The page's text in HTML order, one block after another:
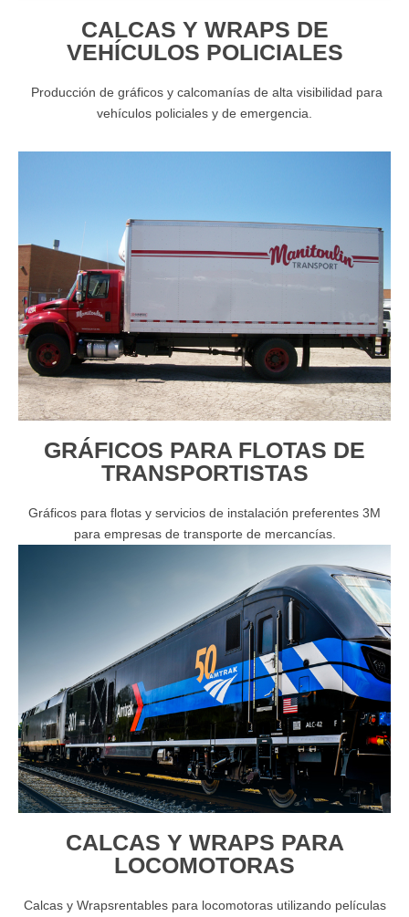
CALCAS Y WRAPS DE
VEHÍCULOS POLICIALES
Producción de gráficos y calcomanías de alta visibilidad para
vehículos policiales y de emergencia.
GRÁFICOS PARA FLOTAS DE
TRANSPORTISTAS
Gráficos para flotas y servicios de instalación preferentes 3M
para empresas de transporte de mercancías.
CALCAS Y WRAPS PARA
LOCOMOTORAS
Calcas y Wrapsrentables para locomotoras utilizando películas